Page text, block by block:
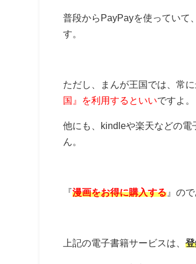
普段からPayPayを使っていて
す。
ただし、まんが王国では、常
国』を利用するといいですよ。
他にも、kindleや楽天などの電
ん。
『漫画をお得に購入する 』の
上記の電子書籍サービスは、